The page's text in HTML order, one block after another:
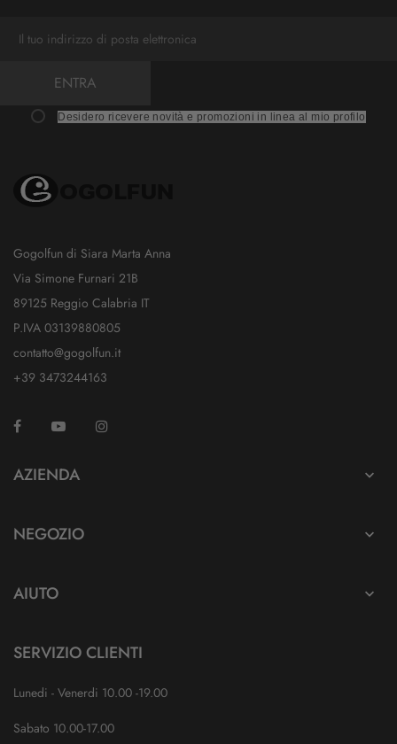
ENTRA
Desidero ricevere novità e promozioni in linea al mio profilo
Gogolfun di Siara Marta Anna
Via Simone Furnari 21B
89125 Reggio Calabria IT
P.IVA 03139880805
contatto@gogolfun.it
+39 3473244163
Facebook YouTube
AZIENDA 
NEGOZIO 
AIUTO 
SERVIZIO CLIENTI
Lunedi - Venerdi 10.00 -19.00
Sabato 10.00-17.00